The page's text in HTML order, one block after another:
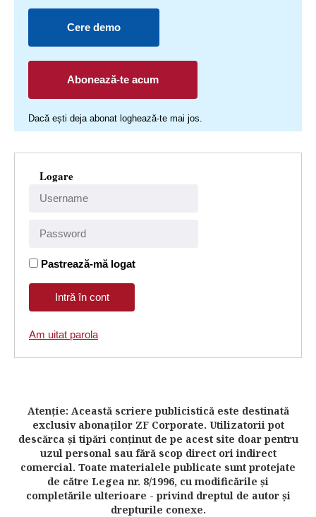
Cere demo
Abonează-te acum
Dacă ești deja abonat loghează-te mai jos.
Logare
Pastrează-mă logat
Am uitat parola
Atenţie: Această scriere publicistică este destinată
exclusiv abonaţilor ZF Corporate. Utilizatorii pot
descărca şi tipări conţinut de pe acest site doar pentru
uzul personal sau fără scop direct ori indirect
comercial. Toate materialele publicate sunt protejate
de către Legea nr. 8/1996, cu modificările şi
completările ulterioare - privind dreptul de autor şi
drepturile conexe.